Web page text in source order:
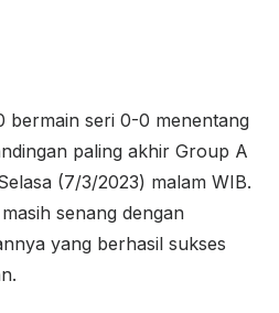
bermain seri 0-0 menentang
paling akhir Group A
(7/3/2023) malam WIB.
senang dengan
yang berhasil sukses